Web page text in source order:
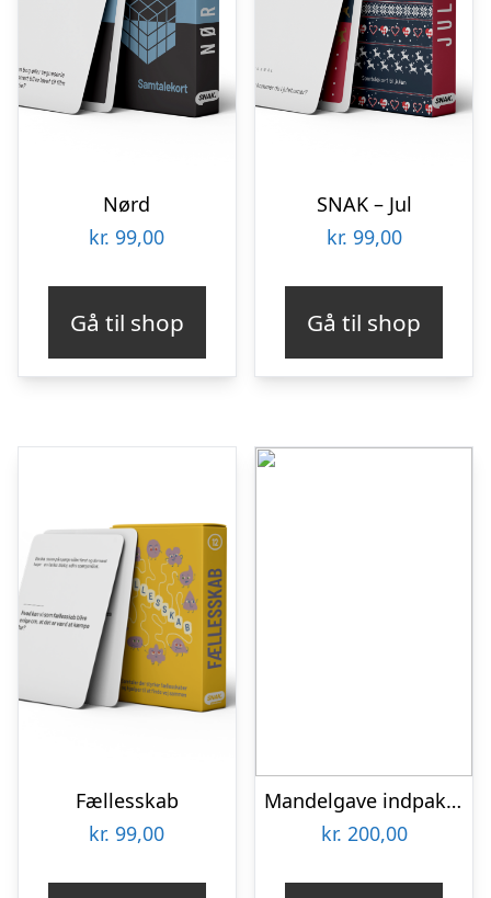
Nørd
kr. 99,00
Gå til shop
SNAK – Jul
kr. 99,00
Gå til shop
Fællesskab
kr. 99,00
Mandelgave indpakket 200 kr.
kr. 200,00